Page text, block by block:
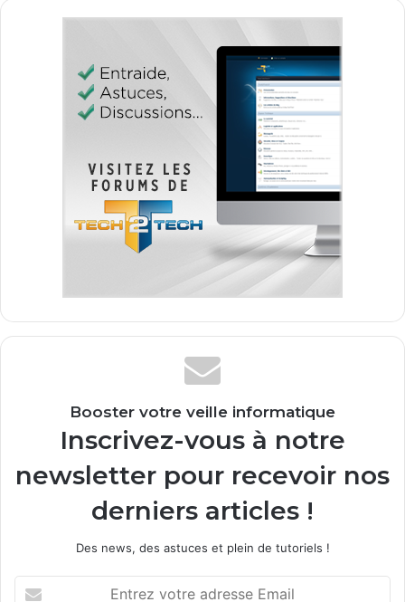
Booster votre veille informatique
Inscrivez-vous à notre
newsletter pour recevoir nos
derniers articles !
Des news, des astuces et plein de tutoriels !